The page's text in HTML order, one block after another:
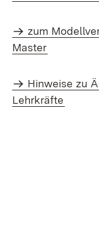
zum
Master
Hinweise zu
Lehrkräfte